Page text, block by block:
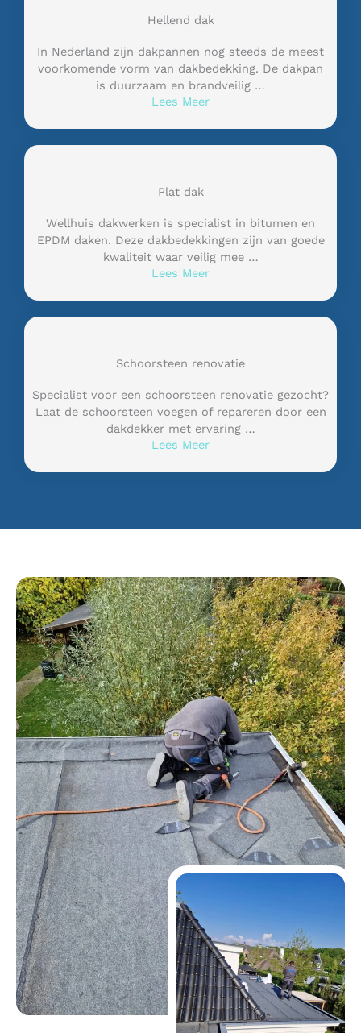
Hellend dak
In Nederland zijn dakpannen nog steeds de meest
voorkomende vorm van dakbedekking. De dakpan
is duurzaam en brandveilig …
Lees Meer
Plat dak
Wellhuis dakwerken is specialist in bitumen en
EPDM daken. Deze dakbedekkingen zijn van goede
kwaliteit waar veilig mee …
Lees Meer
Schoorsteen renovatie
Specialist voor een schoorsteen renovatie gezocht?
Laat de schoorsteen voegen of repareren door een
dakdekker met ervaring …
Lees Meer